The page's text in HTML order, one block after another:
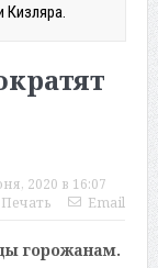
Кизляра.
2020 в 16:07
Печать Email
горожанам.